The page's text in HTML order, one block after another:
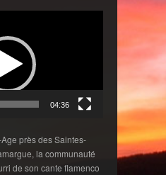
04:36
près des Saintes-
la communauté
de son cante flamenco